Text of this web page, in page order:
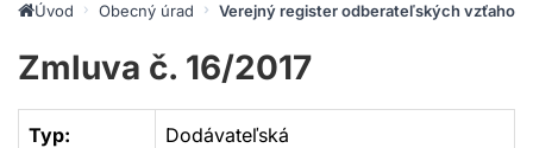
Úvod Obecný úrad Verejný register odberateľských vzťahov
Zmluva č. 16/2017
Typ: Dodávateľská